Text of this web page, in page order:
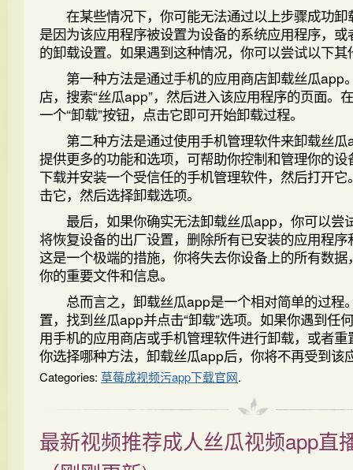
在某些情况下，你可能无法通过以上步骤成功卸
是因为该应用程序被设置为设备的系统应用程序，
的卸载设置。如果遇到这种情况，你可以尝试以下其
第一种方法是通过手机的应用商店卸载丝瓜app
店，搜索“丝瓜app”，然后进入该应用程序的页面。
一个“卸载”按钮，点击它即可开始卸载过程。
第二种方法是通过使用手机管理软件来卸载丝瓜
提供更多的功能和选项，可帮助你控制和管理你的
下载并安装一个受信任的手机管理软件，然后打开
击它，然后选择卸载选项。
最后，如果你确实无法卸载丝瓜app，你可以尝
将恢复设备的出厂设置，删除所有已安装的应用程
这是一个极端的措施，你将失去你设备上的所有数
你的重要文件和信息。
总而言之，卸载丝瓜app是一个相对简单的过程
置，找到丝瓜app并点击“卸载”选项。如果你遇到任
用手机的应用商店或手机管理软件进行卸载，或者
你选择哪种方法，卸载丝瓜app后，你将不再受到该
Categories: 草莓成视频污app下载官网.
最新视频推荐成人丝瓜视频app直